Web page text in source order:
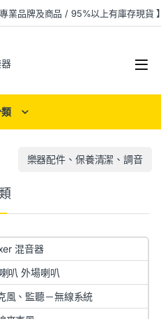
專業品牌及商品 / 95%以上有庫存現貨 】
樂器配件、保養清潔、調音
混音器
叭 外場喇叭
風、監聽－無線系統